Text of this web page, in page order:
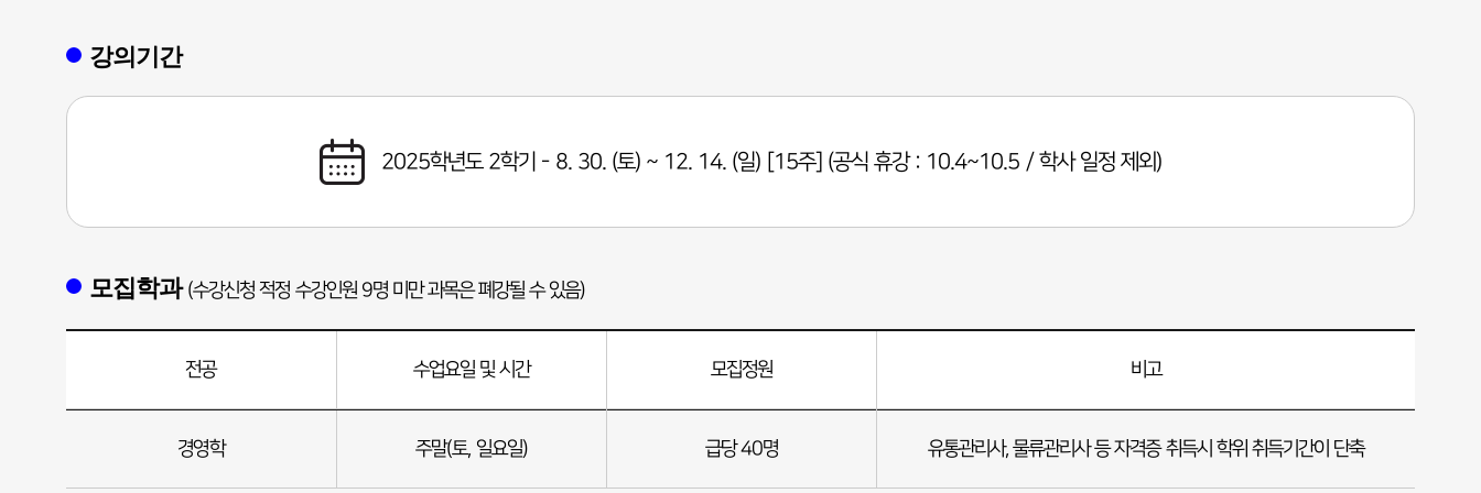
강의기간
2025학년도 2학기 - 8. 30. (토) ~ 12. 14. (일) [15주] (공식 휴강 : 10.4~10.5 / 학사 일정 제외)
모집학과 (수강신청 적정 수강인원 9명 미만 과목은 폐강될 수 있음)
모집학과
전공 수업요일 및 시간 모집정원 비고
경영학 주말(토, 일요일) 급당 40명 유통관리사, 물류관리사 등 자격증 취득시 학위 취득기간이 단축